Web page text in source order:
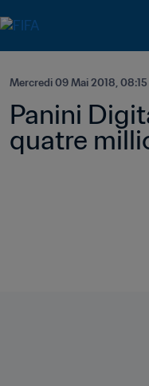
Mercredi 09 Mai 2018, 08:15
Panini
quatre